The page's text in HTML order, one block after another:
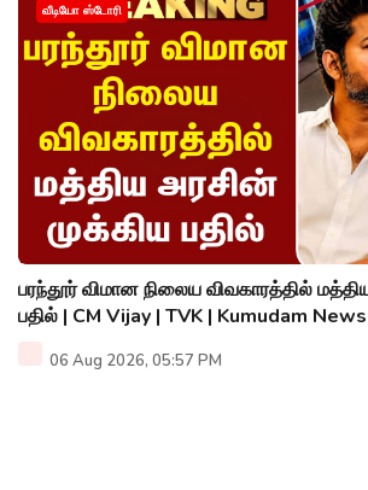
வீடியோ ஸ்டோரி
பரந்தூர் விமான நிலைய விவகாரத்தில்
பதில் | CM Vijay | TVK | Kumudam News
06 Aug 2026, 05:57 PM